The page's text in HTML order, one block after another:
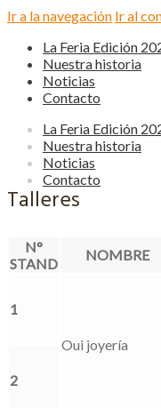
Ir a la navegación Ir al
La Feria Edición
Nuestra historia
Noticias
Contacto
La Feria Edición
Nuestra historia
Noticias
Contacto
Talleres
N°
STAND
NOMBRE
1
Oui joyería
2